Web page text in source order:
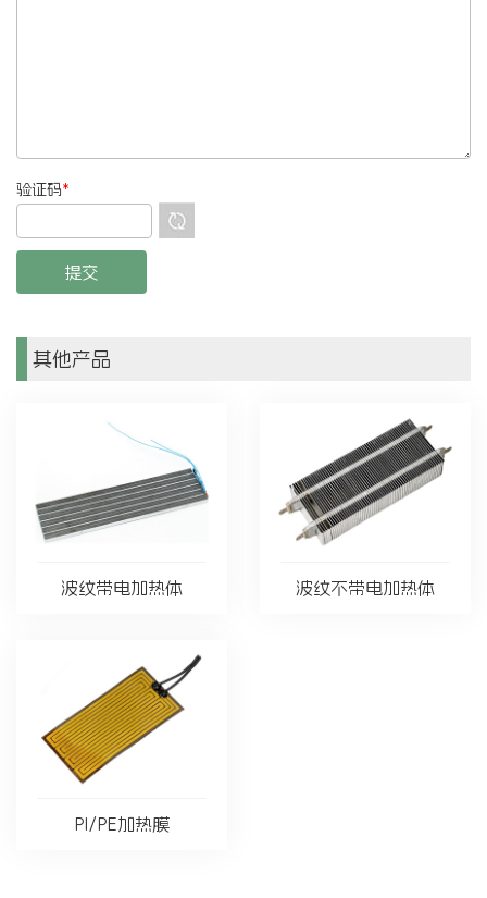
验证码*
其他产品
波纹带电加热体 波纹不带电加热体
PI/PE加热膜